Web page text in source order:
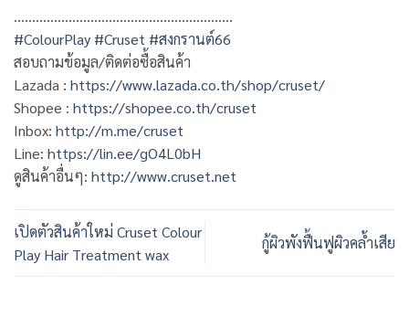
……………………………………………………
#ColourPlay #Cruset #สงกรานต์66
สอบถามข้อมูล/ติดต่อซื้อสินค้า
Lazada : https://www.lazada.co.th/shop/cruset/
Shopee : https://shopee.co.th/cruset
Inbox: http://m.me/cruset
Line: https://lin.ee/gO4L0bH
ดูสินค้าอื่นๆ: http://www.cruset.net
เปิดตัวสินค้าใหม่ Cruset Colour
Play Hair Treatment wax
กู้ผิวพังฟื้นฟูผิวคล้ำเสีย